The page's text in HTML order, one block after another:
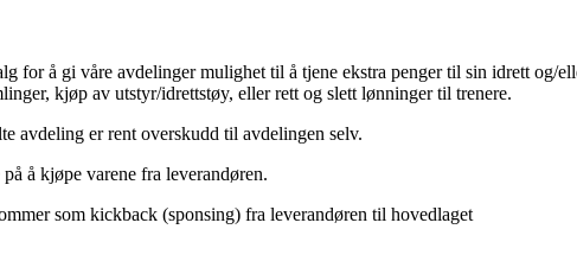
for å gi våre avdelinger mulighet til å tjene ekstra penger til sin idrett og/
kjøp av utstyr/idrettstøy, eller rett og slett lønninger til trenere.
avdeling er rent overskudd til avdelingen selv.
å kjøpe varene fra leverandøren.
som kickback (sponsing) fra leverandøren til hovedlaget